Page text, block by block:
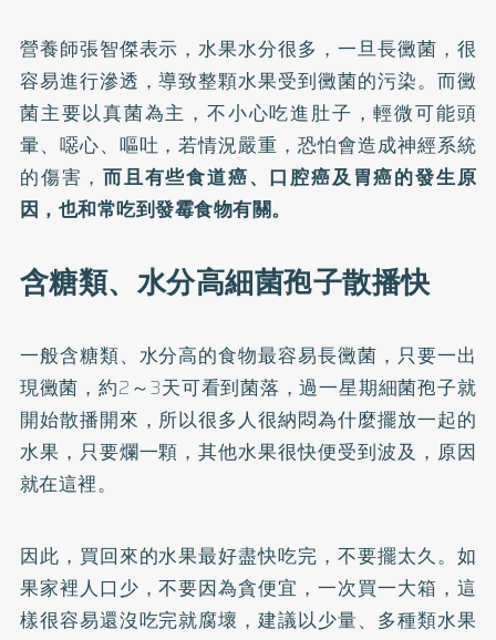
營養師張智傑表示，水果水分很多，一旦長黴菌，很
容易進行滲透，導致整顆水果受到黴菌的污染。而黴
菌主要以真菌為主，不小心吃進肚子，輕微可能頭
暈、噁心、嘔吐，若情況嚴重，恐怕會造成神經系統
的傷害，而且有些食道癌、口腔癌及胃癌的發生原
因，也和常吃到發霉食物有關。
含糖類、水分高細菌孢子散播快
一般含糖類、水分高的食物最容易長黴菌，只要一出
現黴菌，約2～3天可看到菌落，過一星期細菌孢子就
開始散播開來，所以很多人很納悶為什麼擺放一起的
水果，只要爛一顆，其他水果很快便受到波及，原因
就在這裡。
因此，買回來的水果最好盡快吃完，不要擺太久。如
果家裡人口少，不要因為貪便宜，一次買一大箱，這
樣很容易還沒吃完就腐壞，建議以少量、多種類水果